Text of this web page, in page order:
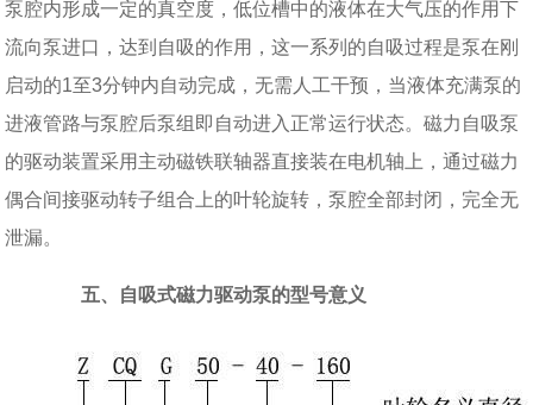
泵腔内形成一定的真空度，低位槽中的液体在大气压的作用下
流向泵进口，达到自吸的作用，这一系列的自吸过程是泵在刚
启动的1至3分钟内自动完成，无需人工干预，当液体充满泵的
进液管路与泵腔后泵组即自动进入正常运行状态。磁力自吸泵
的驱动装置采用主动磁铁联轴器直接装在电机轴上，通过磁力
偶合间接驱动转子组合上的叶轮旋转，泵腔全部封闭，完全无
泄漏。
五、自吸式磁力驱动泵的型号意义